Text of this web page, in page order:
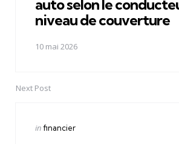
auto selon le
niveau de couverture
10 mai 2026
Next Post
Posted
infinancier